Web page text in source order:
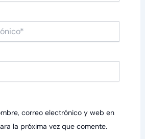
correo electrónico y web en
la próxima vez que comente.